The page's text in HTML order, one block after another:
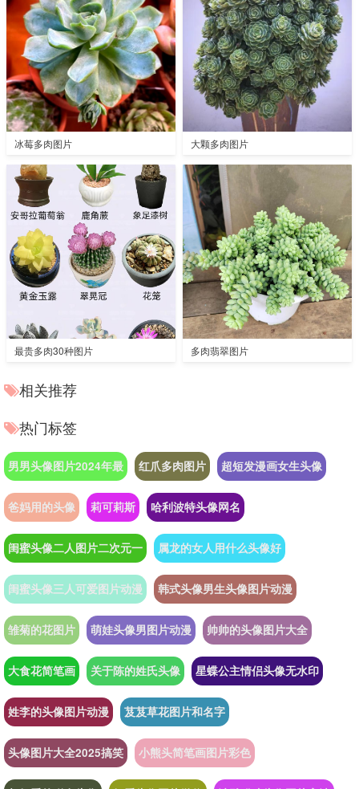
冰莓多肉图片 大颗多肉图片
最贵多肉30种图片 多肉翡翠图片
相关推荐
热门标签
男男头像图片2024年最 红爪多肉图片 超短发漫画女生头像
爸妈用的头像 莉可莉斯 哈利波特头像网名
闺蜜头像二人图片二次元一 属龙的女人用什么头像好
闺蜜头像三人可爱图片动漫 韩式头像男生头像图片动漫
雏菊的花图片 萌娃头像男图片动漫 帅帅的头像图片大全
大食花简笔画 关于陈的姓氏头像 星蝶公主情侣头像无水印
姓李的头像图片动漫 芨芨草花图片和名字
头像图片大全2025搞笑 小熊头简笔画图片彩色